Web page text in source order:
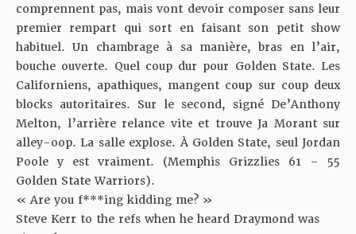
comprennent pas, mais vont devoir composer sans leur
premier rempart qui sort en faisant son petit show
habituel. Un chambrage à sa manière, bras en l’air,
bouche ouverte. Quel coup dur pour Golden State. Les
Californiens, apathiques, mangent coup sur coup deux
blocks autoritaires. Sur le second, signé De’Anthony
Melton, l’arrière relance vite et trouve Ja Morant sur
alley-oop. La salle explose. À Golden State, seul Jordan
Poole y est vraiment. (Memphis Grizzlies 61 – 55
Golden State Warriors).
« Are you f***ing kidding me? »
Steve Kerr to the refs when he heard Draymond was